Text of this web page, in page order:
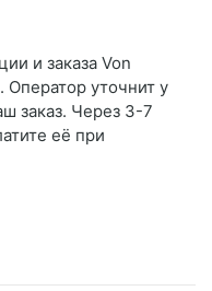
и заказа Von
уточнит у
заказ. Через 3-7
её при